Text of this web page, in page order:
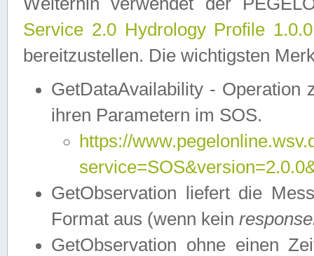
Service 2.0 Hydrology Profile
bereitzustellen. Die wichtigsten
GetDataAvailability - Operation
ihren Parametern im SOS.
https://
GetObservation liefert die
Format aus (wenn kein
GetObservation ohne einen